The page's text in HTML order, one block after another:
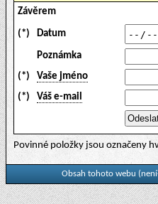
Závěrem
(*) Datum
Poznámka
(*)
Vaše jméno
(*)
Váš e-mail
Povinné položky jsou označeny
Obsah tohoto webu